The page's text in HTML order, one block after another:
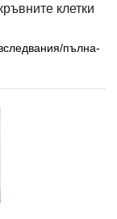
клетки
пълна-